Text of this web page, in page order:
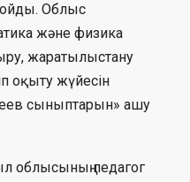
Облыс
және физика
жаратылыстану
оқыту жүйесін
сыныптарын» ашу
облысының педагог